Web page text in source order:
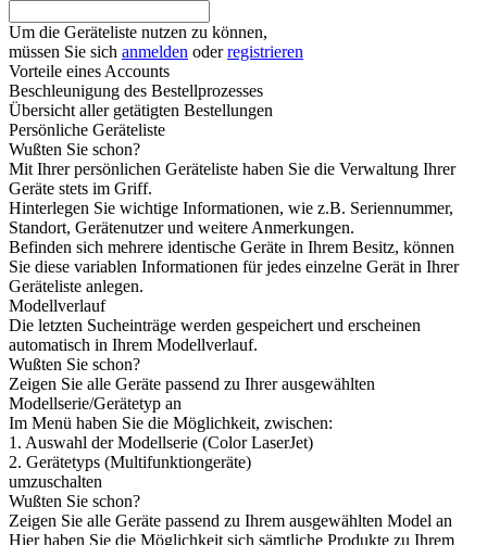
Um die Geräteliste nutzen zu können,
müssen Sie sich anmelden oderregistrieren
Vorteile eines Accounts
Beschleunigung des Bestellprozesses
Übersicht aller getätigten Bestellungen
Persönliche Geräteliste
Wußten Sie schon?
Mit Ihrer persönlichen Geräteliste haben Sie die Verwaltung Ihrer
Geräte stets im Griff.
Hinterlegen Sie wichtige Informationen, wie z.B. Seriennummer,
Standort, Gerätenutzer und weitere Anmerkungen.
Befinden sich mehrere identische Geräte in Ihrem Besitz, können
Sie diese variablen Informationen für jedes einzelne Gerät in Ihrer
Geräteliste anlegen.
Modellverlauf
Die letzten Sucheinträge werden gespeichert und erscheinen
automatisch in Ihrem Modellverlauf.
Wußten Sie schon?
Zeigen Sie alle Geräte passend zu Ihrer ausgewählten
Modellserie/Gerätetyp an
Im Menü haben Sie die Möglichkeit, zwischen:
1. Auswahl der Modellserie (Color LaserJet)
2. Gerätetyps (Multifunktiongeräte)
umzuschalten
Wußten Sie schon?
Zeigen Sie alle Geräte passend zu Ihrem ausgewählten Model an
Hier haben Sie die Möglichkeit sich sämtliche Produkte zu Ihrem